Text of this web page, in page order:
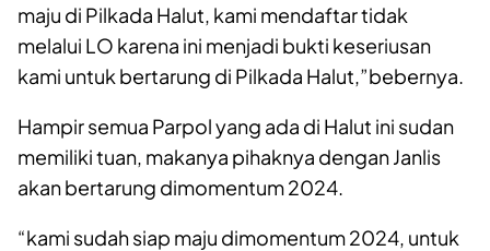
maju di Pilkada Halut, kami mendaftar tidak
melalui LO karena ini menjadi bukti keseriusan
kami untuk bertarung di Pilkada Halut,”bebernya.
Hampir semua Parpol yang ada di Halut ini sudan
memiliki tuan, makanya pihaknya dengan Janlis
akan bertarung dimomentum 2024.
“kami sudah siap maju dimomentum 2024, untuk